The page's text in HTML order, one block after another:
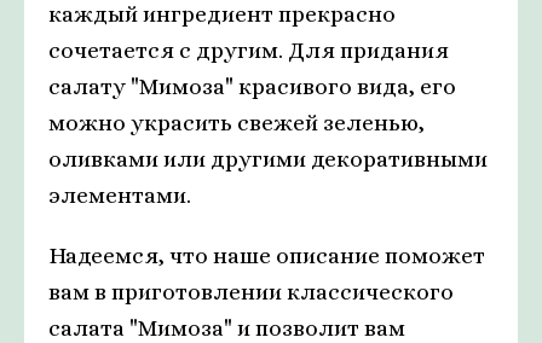
каждый ингредиент прекрасно
сочетается с другим. Для придания
салату "Мимоза" красивого вида, его
можно украсить свежей зеленью,
оливками или другими декоративными
элементами.
Надеемся, что наше описание поможет
вам в приготовлении классического
салата "Мимоза" и позволит вам